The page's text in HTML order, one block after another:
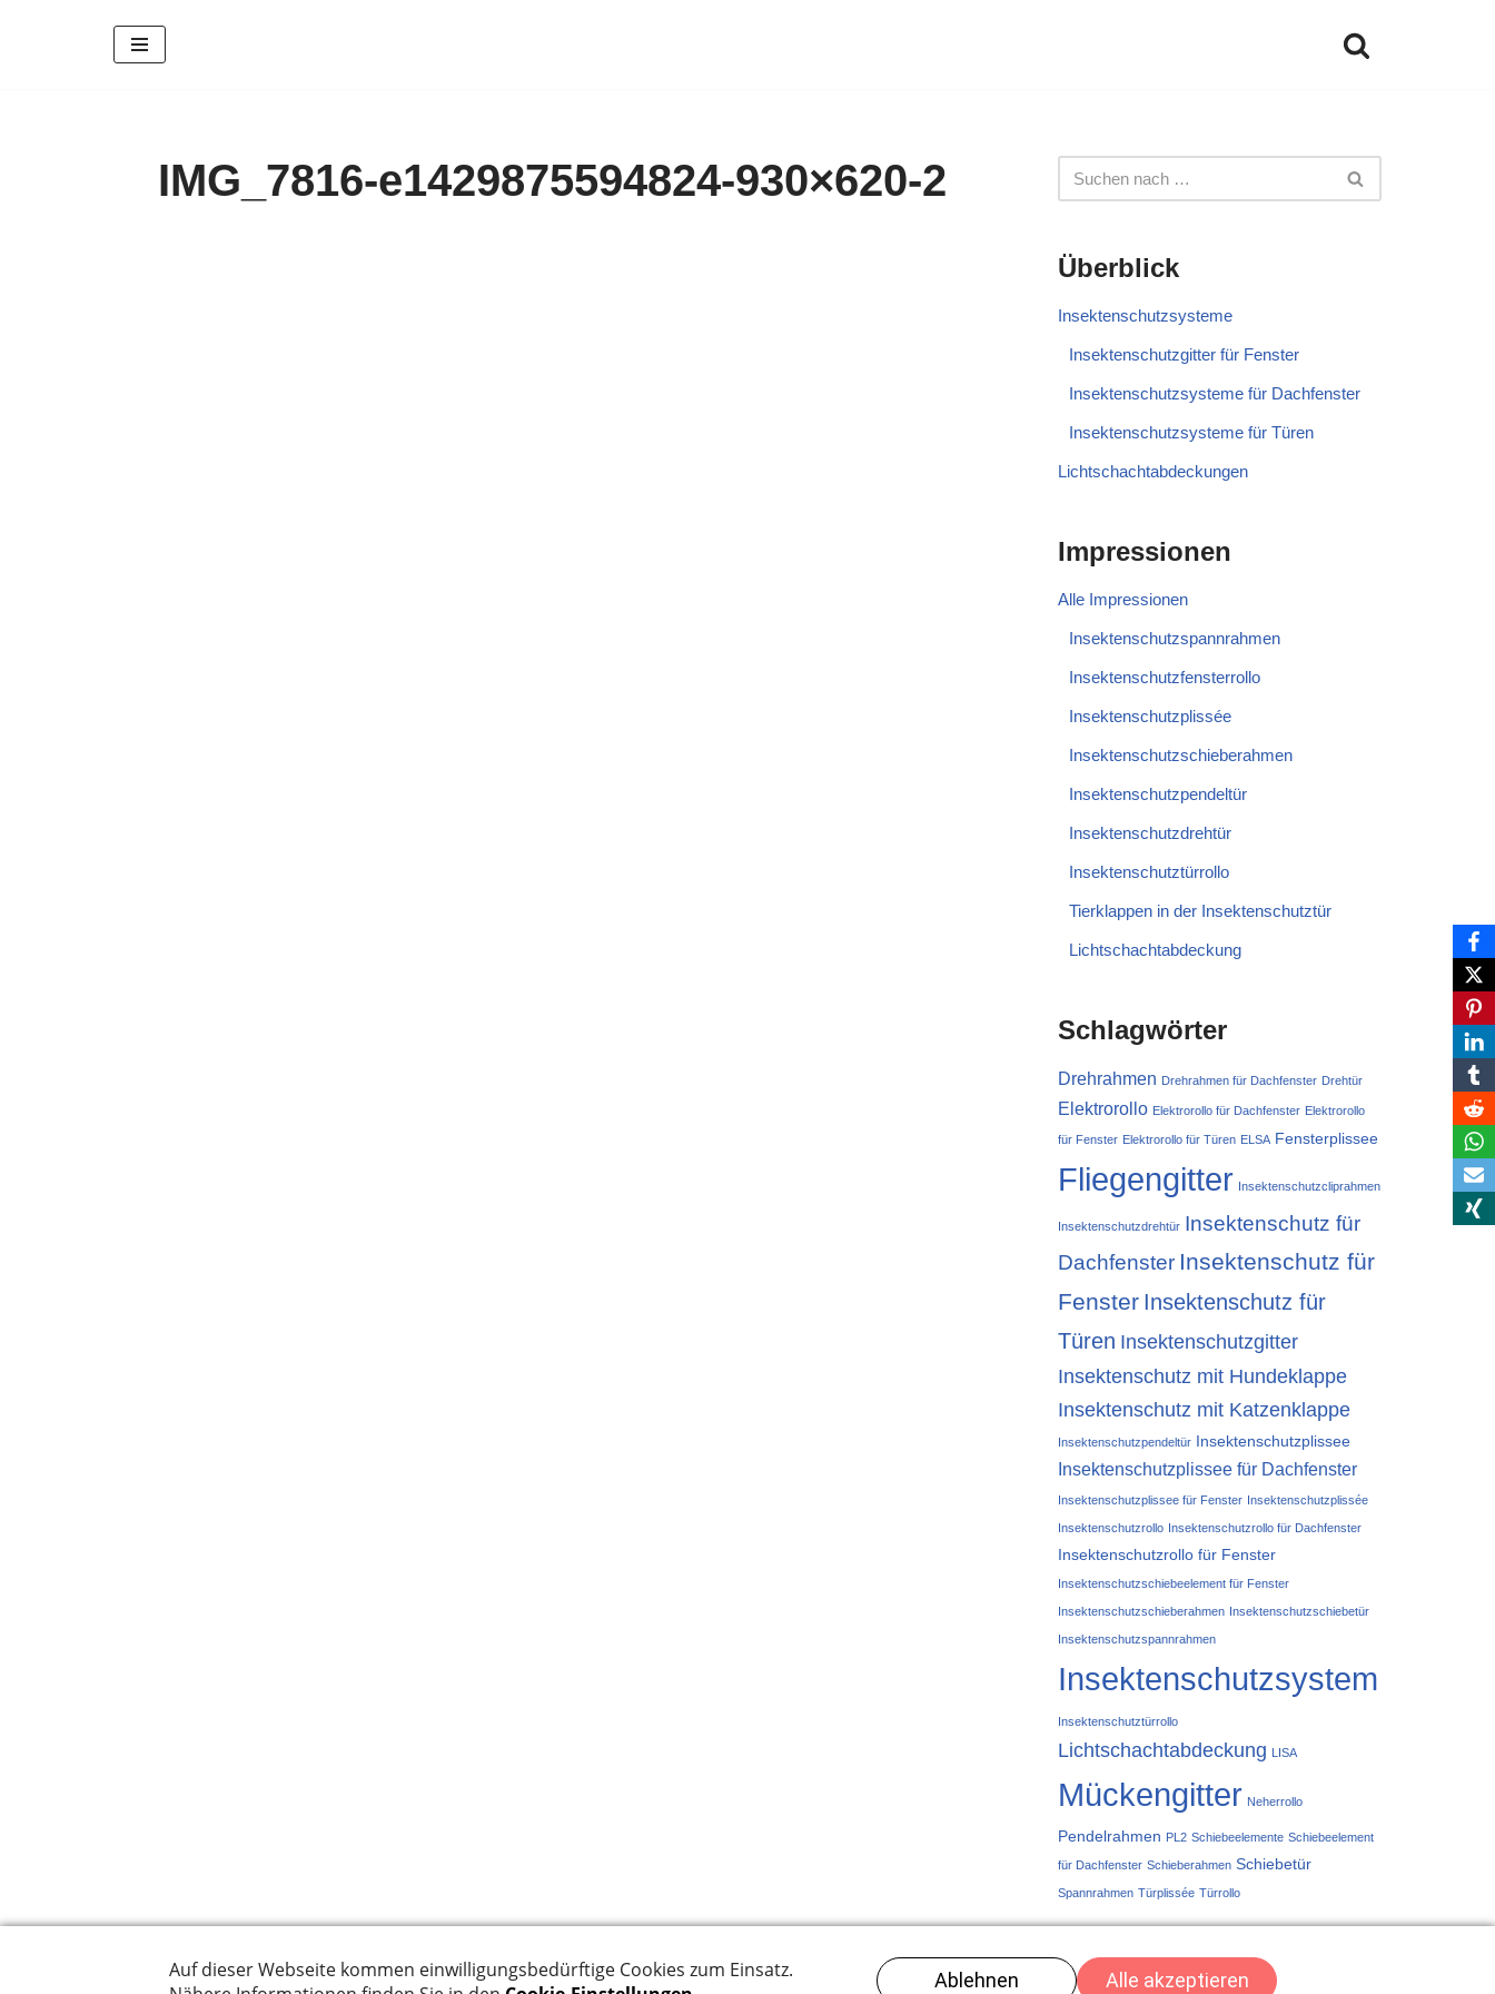
IMG_7816-e1429875594824-930×620-2
Überblick
Insektenschutzsysteme
Insektenschutzgitter für Fenster
Insektenschutzsysteme für Dachfenster
Insektenschutzsysteme für Türen
Lichtschachtabdeckungen
Impressionen
Alle Impressionen
Insektenschutzspannrahmen
Insektenschutzfensterrollo
Insektenschutzplissée
Insektenschutzschieberahmen
Insektenschutzpendeltür
Insektenschutzdrehtür
Insektenschutztürrollo
Tierklappen in der Insektenschutztür
Lichtschachtabdeckung
Schlagwörter
Drehrahmen Drehrahmen für Dachfenster Drehtür
Elektrorollo Elektrorollo für Dachfenster Elektrorollo
für Fenster Elektrorollo für Türen ELSA Fensterplissee
Fliegengitter Insektenschutzcliprahmen
Insektenschutzdrehtür Insektenschutz für
Dachfenster Insektenschutz für
Fenster Insektenschutz für
Türen Insektenschutzgitter
Insektenschutz mit Hundeklappe
Insektenschutz mit Katzenklappe
Insektenschutzpendeltür Insektenschutzplissee
Insektenschutzplissee für Dachfenster
Insektenschutzplissee für Fenster Insektenschutzplissée
Insektenschutzrollo Insektenschutzrollo für Dachfenster
Insektenschutzrollo für Fenster
Insektenschutzschiebeelement für Fenster
Insektenschutzschieberahmen Insektenschutzschiebetür
Insektenschutzspannrahmen
Insektenschutzsystem
Insektenschutztürrollo
Lichtschachtabdeckung LISA
Mückengitter Neherrollo
Pendelrahmen PL2 Schiebeelemente Schiebeelement
für Dachfenster Schieberahmen Schiebetür
Spannrahmen Türplissée Türrollo